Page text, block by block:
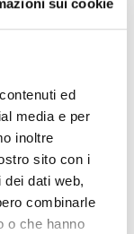
ed
media e per
inoltre
sito con i
dati web,
combinarle
o che hanno